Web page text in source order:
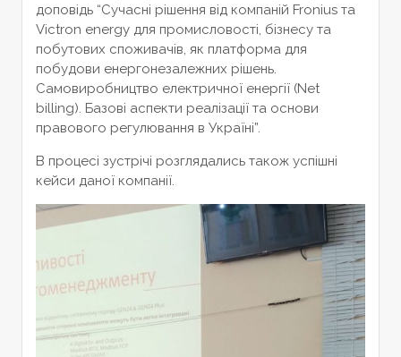
доповідь “Сучасні рішення від компаній Fronius та
Victron energy для промисловості, бізнесу та
побутових споживачів, як платформа для
побудови енергонезалежних рішень.
Самовиробництво електричної енергії (Net
billing). Базові аспекти реалізації та основи
правового регулювання в Україні”.
В процесі зустрічі розглядались також успішні
кейси даної компанії.